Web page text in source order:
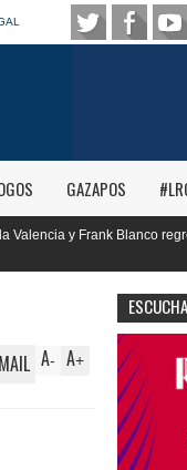
GAZAPOS
RTVE reivindica
A+
A-